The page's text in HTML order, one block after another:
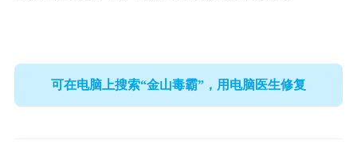
可在电脑上搜索“金山毒霸”，用电脑医生修复